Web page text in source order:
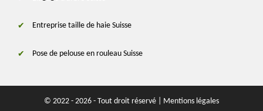
Entreprise taille de haie Suisse
Pose de pelouse en rouleau Suisse
© 2022 - 2026 - Tout droit réservé | Mentions légales